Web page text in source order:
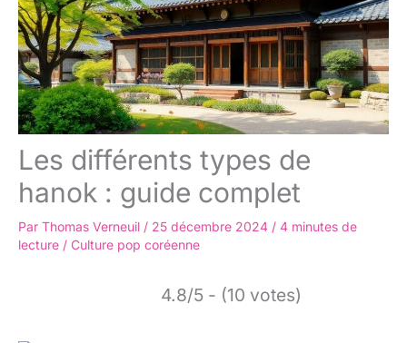
Les différents types de
hanok : guide complet
Par Thomas Verneuil / 25 décembre 2024 / 4 minutes de
lecture / Culture pop coréenne
4.8/5 - (10 votes)